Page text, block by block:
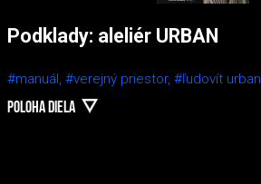
Podklady: aleliér URBAN
#manuál, #verejný priestor, #ľudovít urban,
POLOHA DIELA